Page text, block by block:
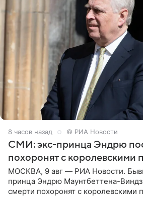
8 часов назад © РИА Новости
СМИ: экс-принца Эндрю
похоронят с королевскими
МОСКВА, 9 авг — РИА Новости.
принца Эндрю Маунтбеттена-
смерти похоронят с королевскими